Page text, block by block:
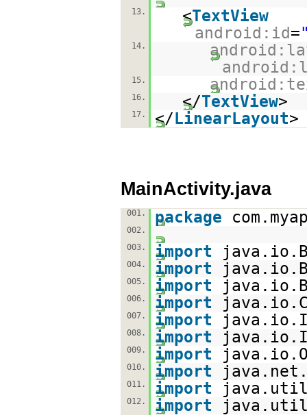
13.
<TextView
android:id=
14.
15.
16. </TextView>
17. </LinearLayout>
MainActivity.java
001. package
002.
003.
import
004. import
005. import
006. import
007. import
008. import
009. import
010. import
011. import
012. import